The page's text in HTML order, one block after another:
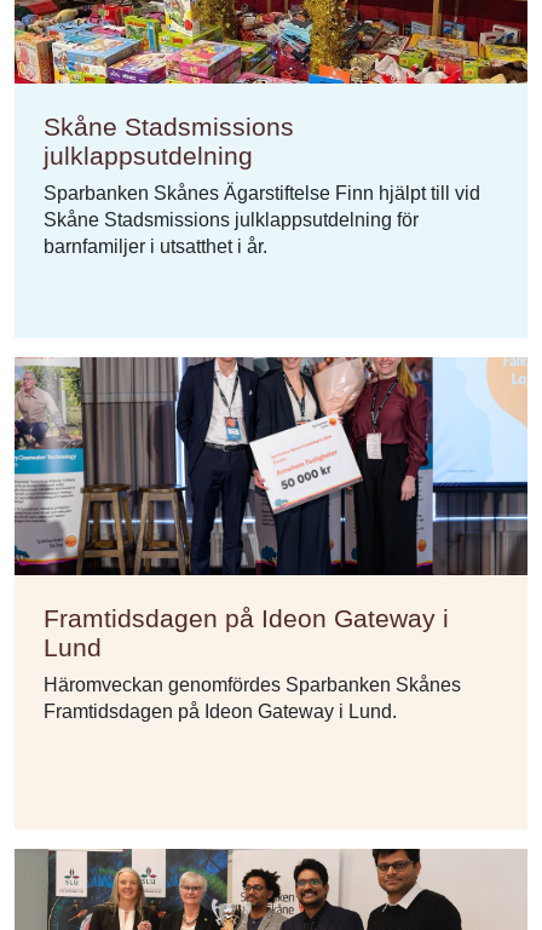
Skåne Stadsmissions
julklappsutdelning
Sparbanken Skånes Ägarstiftelse Finn hjälpt till vid
Skåne Stadsmissions julklappsutdelning för
barnfamiljer i utsatthet i år.
Framtidsdagen på Ideon Gateway i
Lund
Häromveckan genomfördes Sparbanken Skånes
Framtidsdagen på Ideon Gateway i Lund.